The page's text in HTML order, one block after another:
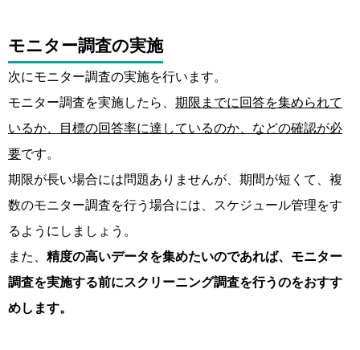
モニター調査の実施
次にモニター調査の実施を行います。
モニター調査を実施したら、 期限までに回答を集められて
いるか、目標の回答率に達しているのか、などの確認が必
要です。
期限が長い場合には問題ありませんが、期間が短くて、複
数のモニター調査を行う場合には、スケジュール管理をす
るようにしましょう。
また、 精度の高いデータを集めたいのであれば、モニター
調査を実施する前にスクリーニング調査を行うのをおすす
めします。